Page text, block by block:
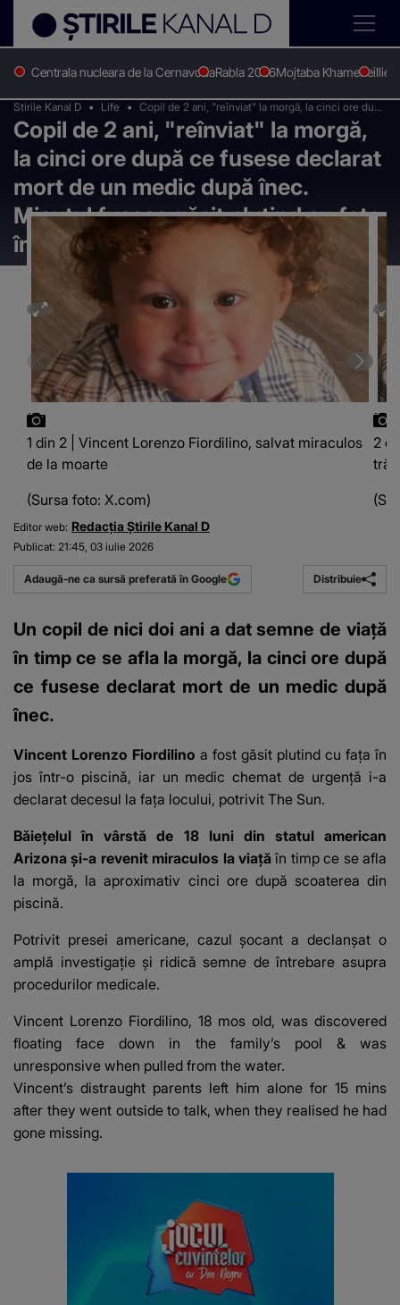
Centrala nucleara de la CernavodaRabla 2026Mojtaba KhameneiIlie
Stirile Kanal D Life
Copil de 2 ani, "reînviat" la morgă, la cinci ore după
ce fusese declarat mort de un medic după înec.
Micuțul fusese găsit plutind cu fața în jos într-o
piscină.
Copil de 2 ani, "reînviat" la morgă,
la cinci ore după ce fusese declarat
mort de un medic după înec.
Micuțul fusese găsit plutind cu fața
în jos într-o piscină.
1 din 2 | Vincent Lorenzo Fiordilino, salvat miraculos
de la moarte
(Sursa foto: X.com)
2
trăit
Editor web: Redacția Știrile Kanal D
Publicat: 21:45, 03 iulie 2026
Adaugă-ne ca sursă preferată în Google Distribuie
Un copil de nici doi ani a dat semne de viață
în timp ce se afla la morgă, la cinci ore după
ce fusese declarat mort de un medic după
înec.
Vincent Lorenzo Fiordilino a fost găsit plutind cu fața în
jos într-o piscină, iar un medic chemat de urgență i-a
declarat decesul la fața locului, potrivit The Sun.
Băiețelul în vârstă de 18 luni din statul american
Arizona și-a revenit miraculos la viațăîn timp ce se afla
la morgă, la aproximativ cinci ore după scoaterea din
piscină.
Potrivit presei americane, cazul șocant a declanșat o
amplă investigație și ridică semne de întrebare asupra
procedurilor medicale.
Vincent Lorenzo Fiordilino, 18 mos old, was discovered
floating face down in the family’s pool & was
unresponsive when pulled from the water.
Vincent’s distraught parents left him alone for 15 mins
after they went outside to talk, when they realised he had
gone missing.